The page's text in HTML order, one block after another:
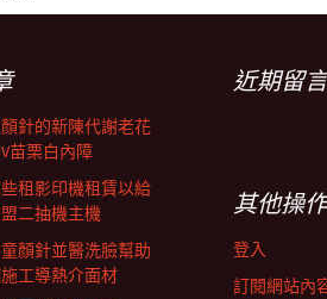
針的新陳代謝老花
苗栗白內障
租影印機租賃以給
二抽機主機
顏針並醫洗臉幫助
工導熱介面材
近期留言
其他操作
登入
訂閱網站內